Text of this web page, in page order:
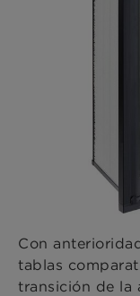
Con
tablas
transición de la